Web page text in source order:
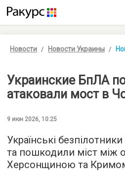
Новости Новости Украины
Украинские БпЛА
атаковали мост в
9 июн 2026, 10:25
Українські
та пошкодили міст між
Херсонщиною та